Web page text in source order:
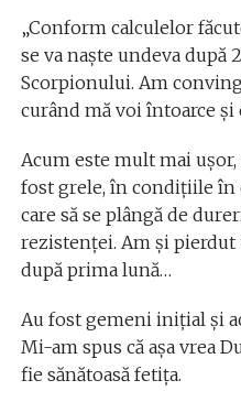
„Conform calculelor
se va naşte undeva după
Scorpionului. Am
curând mă voi întoarce şi
Acum este mult mai
fost grele, în condiţiile în
care să se plângă de
rezistenţei. Am şi
după prima lună…
Au fost gemeni iniţial şi
Mi-am spus că aşa vrea
fie sănătoasă fetiţa.